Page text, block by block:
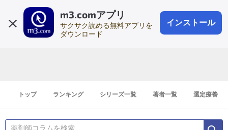
m3.comアプリ
サクサク読める無料アプリを
ダウンロード
インストール
会員登録
登録1分
トップ ランキング シリーズ一覧 著者一覧 選定療養